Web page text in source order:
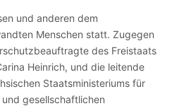
und anderen dem
Menschen statt. Zugegen
des Freistaats
Heinrich, und die leitende
Staatsministeriums für
gesellschaftlichen